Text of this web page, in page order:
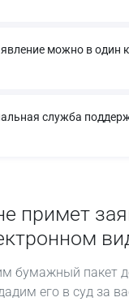
можно в один
служба
примет
бумажный пакет
его в суд за